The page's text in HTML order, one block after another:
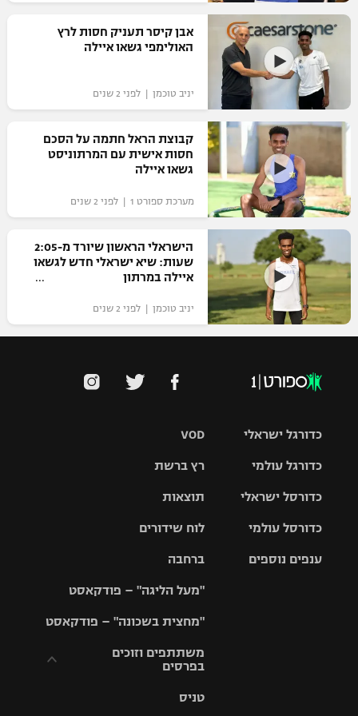
רשיון להקרנה פומבית לבית עסק
הצטרפות לחבילת הערוצים
לוח דרושים – ג'ובנט
תגיות
המגזין
אבן קיסר תעניק חסות לרץ
האולימפי גשאו איילה
יניב טוכמן | לפני 2 שנים
קבוצת הראל חתמה על הסכם
חסות אישית עם המרתוניסט
גשאו איילה
מערכת ספורט 1 | לפני 2 שנים
הישראלי הראשון שיורד מ-2:05
שעות: שיא ישראלי חדש לגשאו
איילה במרתון
יניב טוכמן | לפני 2 שנים
VOD
רץ ברשת
תוצאות
לוח שידורים
ברחבה
"מעל הליגה" – פודקאסט
"מחצית בשכונה" – פודקאסט
משתתפים וזוכים
בפרסים
טניס
כדורגל ישראלי
גביע הטוטו
כדורגל עולמי
האלופות
ליגה
כדורסל ישראלי
סל
כדורסל עולמי
ענפים נוספים